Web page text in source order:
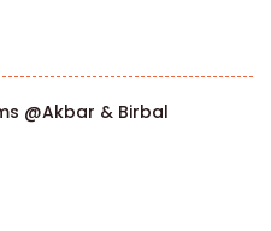
@Akbar & Birbal